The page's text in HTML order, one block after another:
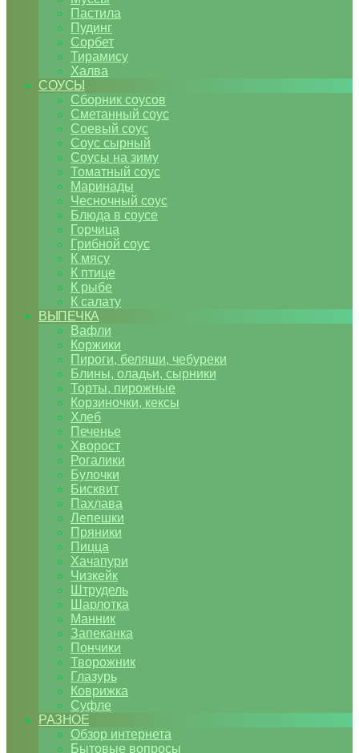
Пастила
Пудинг
Сорбет
Тирамису
Халва
СОУСЫ
Сборник соусов
Сметанный соус
Соевый соус
Соус сырный
Соусы на зиму
Томатный соус
Маринады
Чесночный соус
Блюда в соусе
Горчица
Грибной соус
К мясу
К птице
К рыбе
К салату
ВЫПЕЧКА
Вафли
Коржики
Пироги, беляши, чебуреки
Блины, оладьи, сырники
Торты, пирожные
Корзиночки, кексы
Хлеб
Печенье
Хворост
Рогалики
Булочки
Бисквит
Пахлава
Лепешки
Пряники
Пицца
Хачапури
Чизкейк
Штрудель
Шарлотка
Манник
Запеканка
Пончики
Творожник
Глазурь
Коврижка
Суфле
РАЗНОЕ
Обзор интернета
Бытовые вопросы